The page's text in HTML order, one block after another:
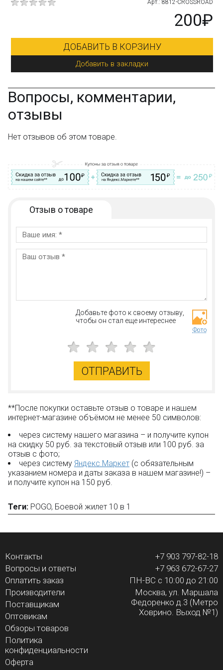
Арт.: 8812-CROSSROAD
200₽
ДОБАВИТЬ В КОРЗИНУ
Добавить в закладки
Вопросы, комментарии,
отзывы
Нет отзывов об этом товаре.
Отзыв о товаре
Добавьте фото к своему отзыву,
чтобы он стал еще интереснее
Фото
ОТПРАВИТЬ
**После покупки оставьте отзыв о товаре и нашем
интернет-магазине объёмом не менее 50 символов:
через систему нашего магазина – и получите купон
на скидку 50 руб. за текстовый отзыв или 100 руб. за
отзыв с фото;
через систему Яндекс.Маркет (с обязательным
указанием номера и даты заказа в нашем магазине!) –
и получите купон на 150 руб.
Теги: POGO, Боевой жилет 10 в 1
Контакты
Вопросы и ответы
Оплатить заказ
Производители
Поставщикам
Оптовикам
Обзоры товаров
Политика
конфиденциальности
Оферта
+7 903 797-82-18
+7 963 672-67-27
ПН-ВС с 10:00 до 21:00
Москва, ул. Маршала
Федоренко д.3 (Метро
Ховрино. Выход №1)